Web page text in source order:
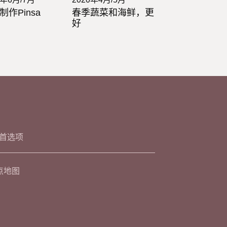
作Pinsa
春季蔬菜和海鲜，更
好
选项
地图